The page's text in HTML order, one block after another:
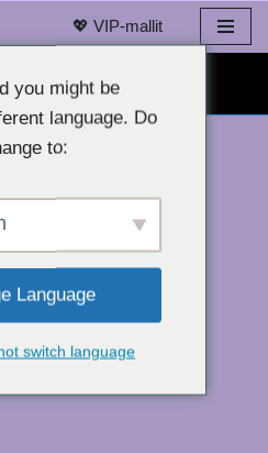
💖 VIP-mallit
👉
you might be
language. Do
to:
Language
switch language